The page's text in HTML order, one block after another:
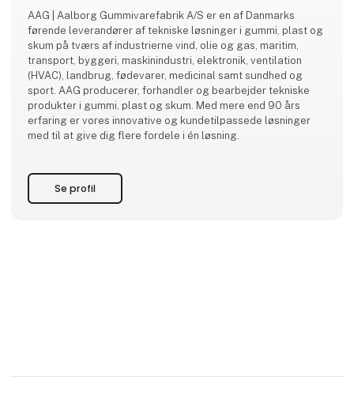
AAG | Aalborg Gummivarefabrik A/S er en af Danmarks
førende leverandører af tekniske løsninger i gummi, plast og
skum på tværs af industrierne vind, olie og gas, maritim,
transport, byggeri, maskinindustri, elektronik, ventilation
(HVAC), landbrug, fødevarer, medicinal samt sundhed og
sport. AAG producerer, forhandler og bearbejder tekniske
produkter i gummi, plast og skum. Med mere end 90 års
erfaring er vores innovative og kundetilpassede løsninger
med til at give dig flere fordele i én løsning.
Se profil